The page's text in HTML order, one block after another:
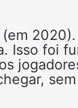
Isso foi